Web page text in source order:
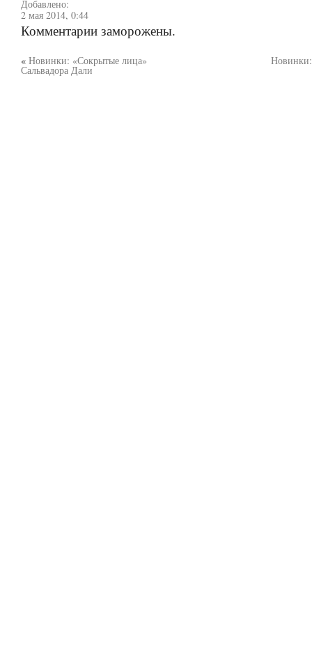
Добавлено:
2 мая 2014, 0:44
Комментарии заморожены.
« Новинки: «Сокрытые лица»
Сальвадора Дали